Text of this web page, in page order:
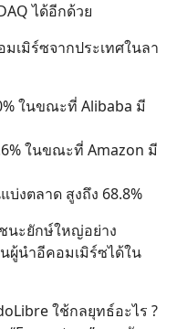
ได้อีกด้วย
เมิร์ซจากประเทศในลา
ในขณะที่ Alibaba มี
ในขณะที่ Amazon มี
บ่งตลาด สูงถึง 68.8%
นะยักษ์ใหญ่อย่าง
ผู้นำอีคอมเมิร์ซได้ใน
ใช้กลยุทธ์อะไร ?